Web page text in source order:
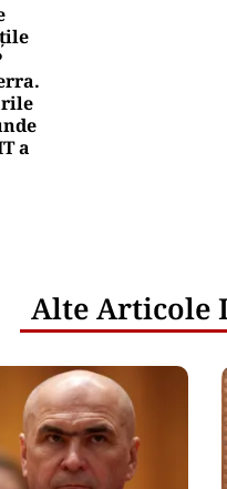
a
Alte Articole